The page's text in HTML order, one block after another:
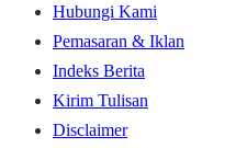
Hubungi Kami
Pemasaran & Iklan
Indeks Berita
Kirim Tulisan
Disclaimer